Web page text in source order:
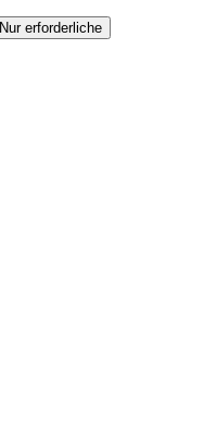
Nur erforderliche